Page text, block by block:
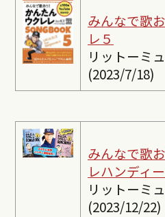
みんなで歌
レ５
リットーミ
(2023/7/18)
みんなで歌
レハンディ
リットーミ
(2023/12/22)